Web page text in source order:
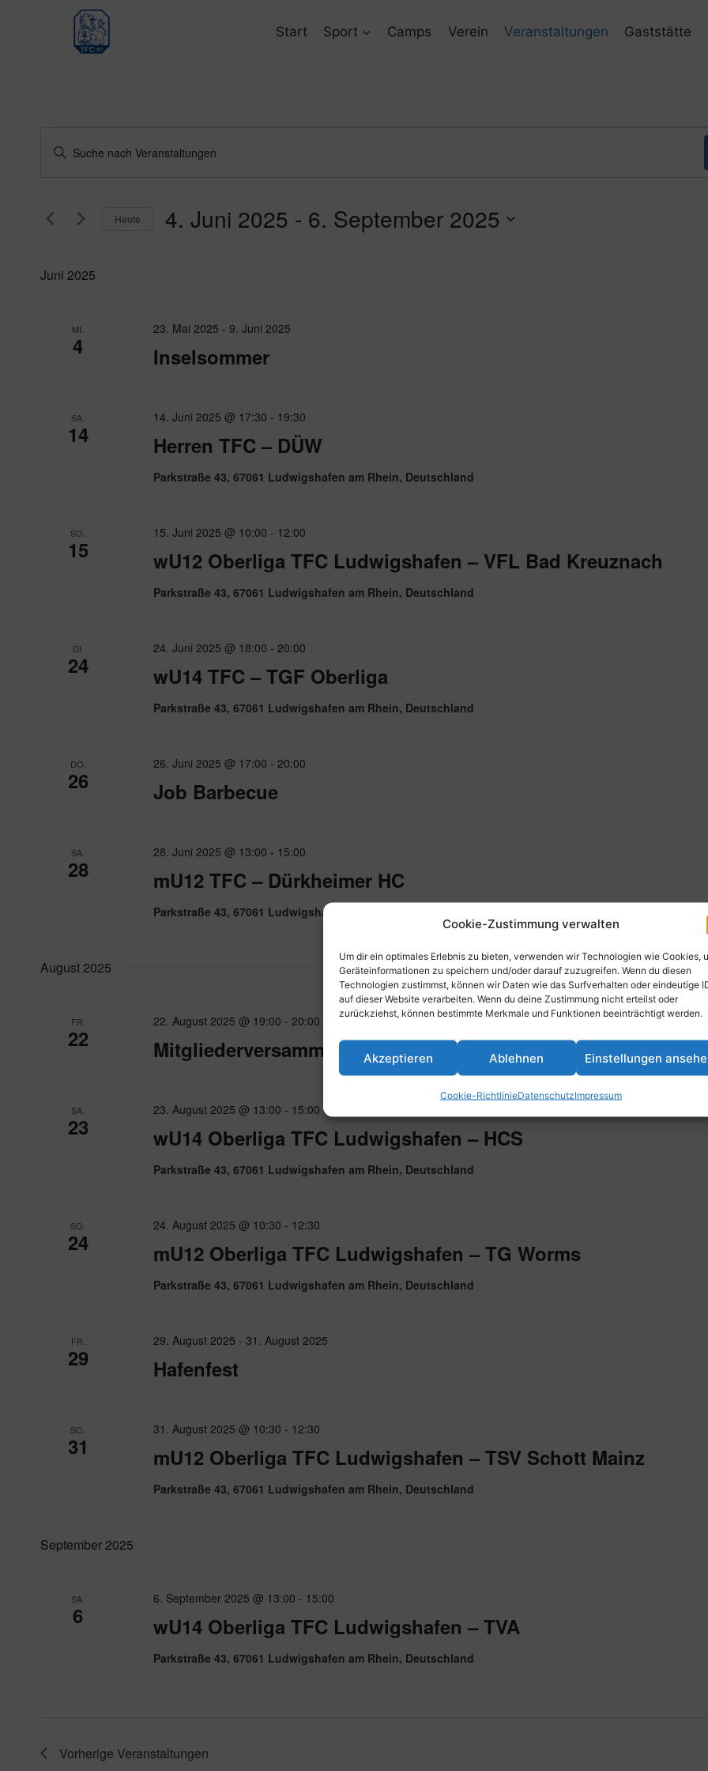
Cookie-Zustimmung verwalten
Um dir ein optimales Erlebnis zu bieten, verwenden wir Technologien wie Cookies,
Geräteinformationen zu speichern und/oder darauf zuzugreifen. Wenn du diesen
Technologien zustimmst, können wir Daten wie das Surfverhalten oder eindeutige
auf dieser Website verarbeiten. Wenn du deine Zustimmung nicht erteilst oder
zurückziehst, können bestimmte Merkmale und Funktionen beeinträchtigt werden.
Akzeptieren Ablehnen Einstellungen
Cookie-RichtlinieDatenschutzImpressum
Start Sport Camps Verein Veranstaltungen Gaststätte
Veranstaltungen
Veranstaltungen
und
Navigation
Bitte
Suche
Schlüsselwort.
Heute 4. Juni 2025 - 6. September 2025
Juni 2025
MI.
4 Inselsommer
23. Mai 2025 -9. Juni 2025
SA.
14 Herren TFC – DÜW
14. Juni 2025 @ 17:30 - 19:30
Parkstraße 43, 67061 Ludwigshafen am Rhein, Deutschland
SO.
15 wU12 Oberliga TFC Ludwigshafen – VFL Bad Kreuznach
15. Juni 2025 @ 10:00 - 12:00
Parkstraße 43, 67061 Ludwigshafen am Rhein, Deutschland
DI.
24 wU14 TFC – TGF Oberliga
24. Juni 2025 @ 18:00 -20:00
Parkstraße 43, 67061 Ludwigshafen am Rhein, Deutschland
DO.
26 Job Barbecue
26. Juni 2025 @ 17:00 -20:00
SA.
28 mU12 TFC – Dürkheimer HC
28. Juni 2025 @ 13:00 - 15:00
Parkstraße 43, 67061 Ludwigshafen am Rhein, Deutschland
August 2025
FR.
22 Mitgliederversammlung Hockeyabteilung
22. August 2025 @ 19:00 -20:00
SA.
23 wU14 Oberliga TFC Ludwigshafen – HCS
23. August 2025 @ 13:00 - 15:00
Parkstraße 43, 67061 Ludwigshafen am Rhein, Deutschland
SO.
24 mU12 Oberliga TFC Ludwigshafen – TG Worms
24. August 2025 @ 10:30 - 12:30
Parkstraße 43, 67061 Ludwigshafen am Rhein, Deutschland
FR.
29 Hafenfest
29. August 2025 -31. August 2025
SO.
31 mU12 Oberliga TFC Ludwigshafen – TSV Schott Mainz
31. August 2025 @ 10:30 - 12:30
Parkstraße 43, 67061 Ludwigshafen am Rhein, Deutschland
September 2025
SA.
6 wU14 Oberliga TFC Ludwigshafen – TVA
6. September 2025 @ 13:00 - 15:00
Parkstraße 43, 67061 Ludwigshafen am Rhein, Deutschland
Vorherige Veranstaltungen